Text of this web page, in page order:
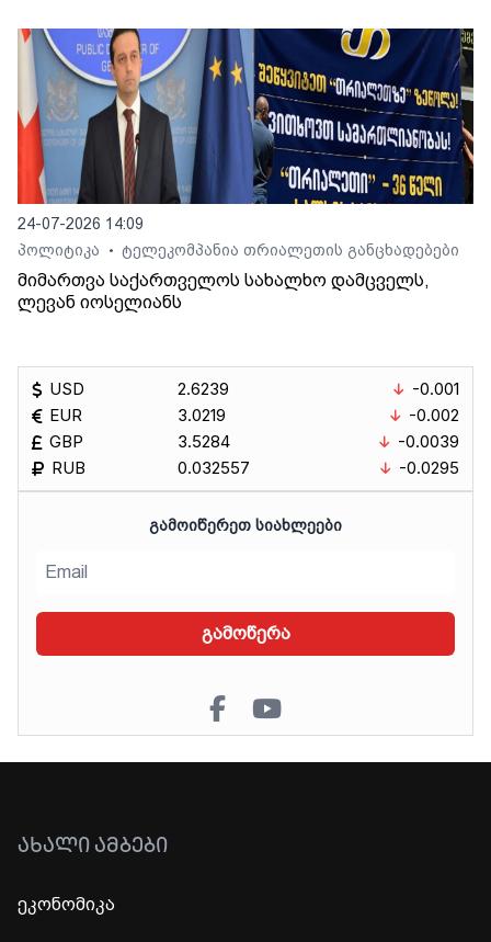
24-07-2026 14:09
პოლიტიკა
• ტელეკომპანია თრიალეთის განცხადებები
მიმართვა საქართველოს სახალხო დამცველს,
ლევან იოსელიანს
USD
EUR
GBP
RUB
2.6239
3.0219
3.5284
0.032557
-0.001
-0.002
-0.0039
-0.0295
ᲒᲐᲛᲝᲘᲬᲔᲠᲔᲗ ᲡᲘᲐᲮᲚᲔᲔᲑᲘ
გამოწერა
ᲐᲮᲐᲚᲘ ᲐᲛᲑᲔᲑᲘ
ეკონომიკა